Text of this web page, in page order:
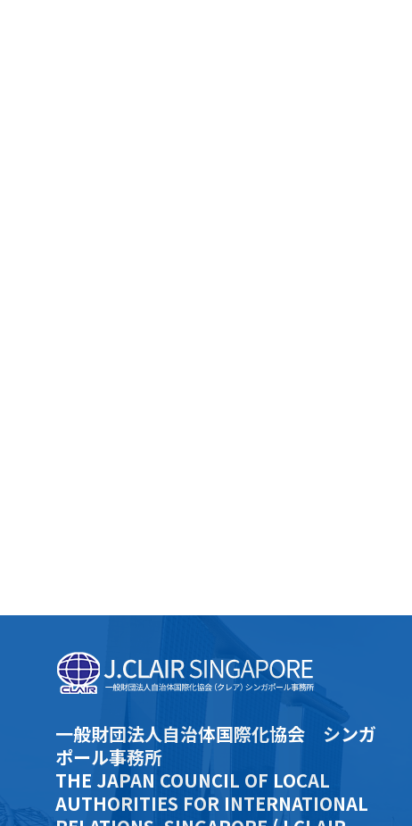
一般財団法人自治体国際化協会 シンガ
ポール事務所
THE JAPAN COUNCIL OF LOCAL
AUTHORITIES FOR INTERNATIONAL